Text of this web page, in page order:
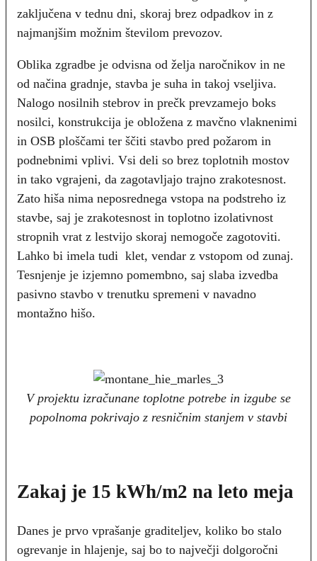
zaključena v tednu dni, skoraj brez odpadkov in z
najmanjšim možnim številom prevozov.
Oblika zgradbe je odvisna od želja naročnikov in ne
od načina gradnje, stavba je suha in takoj vseljiva.
Nalogo nosilnih stebrov in prečk prevzamejo boks
nosilci, konstrukcija je obložena z mavčno vlaknenimi
in OSB ploščami ter ščiti stavbo pred požarom in
podnebnimi vplivi. Vsi deli so brez toplotnih mostov
in tako vgrajeni, da zagotavljajo trajno zrakotesnost.
Zato hiša nima neposrednega vstopa na podstreho iz
stavbe, saj je zrakotesnost in toplotno izolativnost
stropnih vrat z lestvijo skoraj nemogoče zagotoviti.
Lahko bi imela tudi klet, vendar z vstopom od zunaj.
Tesnjenje je izjemno pomembno, saj slaba izvedba
pasivno stavbo v trenutku spremeni v navadno
montažno hišo.
V projektu izračunane toplotne potrebe in izgube se
popolnoma pokrivajo z resničnim stanjem v stavbi
Zakaj je 15 kWh/m2 na leto meja
Danes je prvo vprašanje graditeljev, koliko bo stalo
ogrevanje in hlajenje, saj bo to največji dolgoročni